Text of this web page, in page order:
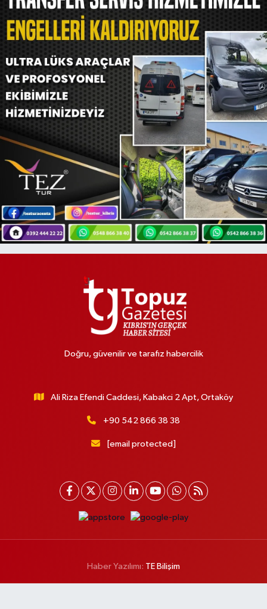
Doğru, güvenilir ve tarafız habercilik
Ali Riza Efendi Caddesi, Kabakci 2 Apt, Ortaköy
+90 542 866 38 38
[email protected]
Haber Yazılımı: TE Bilişim